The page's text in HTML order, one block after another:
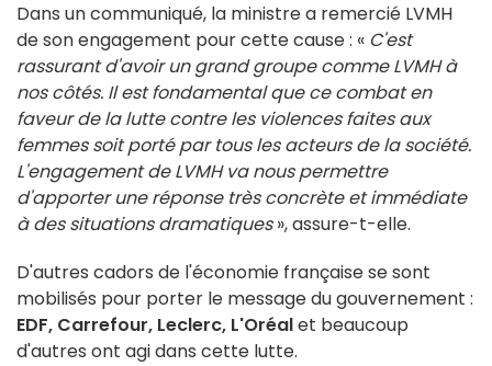
Dans un communiqué, la ministre a remercié LVMH
de son engagement pour cette cause : « C'est
rassurant d'avoir un grand groupe comme LVMH à
nos côtés. Il est fondamental que ce combat en
faveur de la lutte contre les violences faites aux
femmes soit porté par tous les acteurs de la société.
L'engagement de LVMH va nous permettre
d'apporter une réponse très concrète et immédiate
à des situations dramatiques», assure-t-elle.
D'autres cadors de l'économie française se sont
mobilisés pour porter le message du gouvernement :
EDF, Carrefour, Leclerc, L'Oréalet beaucoup
d'autres ont agi dans cette lutte.